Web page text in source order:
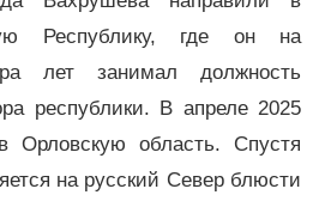
Республику, где он на
лет занимал должность
республики. В апреле 2025
Орловскую область. Спустя
на русский Север блюсти